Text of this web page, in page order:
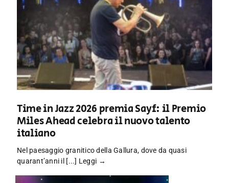
Time in Jazz 2026 premia Sayf: il Premio
Miles Ahead celebra il nuovo talento
italiano
Nel paesaggio granitico della Gallura, dove da quasi
quarant’anni il [...] Leggi →